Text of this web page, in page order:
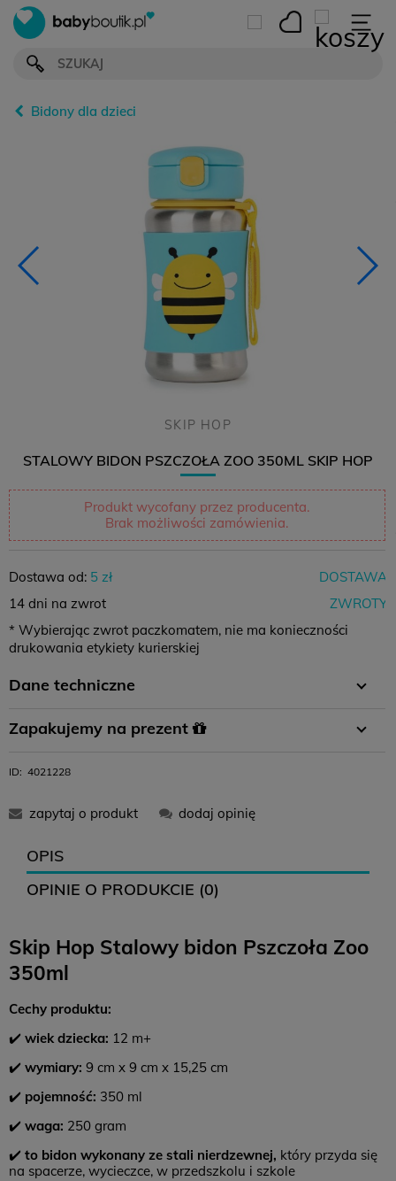
Bidony dla dzieci
SKIP HOP
STALOWY BIDON PSZCZOŁA ZOO 350ML SKIP HOP
Produkt wycofany przez producenta.
Brak możliwości zamówienia.
Dostawa od: 5 zł
DOSTAWA
14 dni na zwrot
ZWROTY
* Wybierając zwrot paczkomatem, nie ma konieczności
drukowania etykiety kurierskiej
Dane techniczne
Wiek
Zapakujemy na prezent
ID: 4021228
zapytaj o produkt dodaj opinię
OPIS
OPINIE O PRODUKCIE (0)
Skip Hop Stalowy bidon Pszczoła Zoo
350ml
Cechy produktu:
✔️ wiek dziecka: 12 m+
✔️ wymiary: 9 cm x 9 cm x 15,25 cm
✔️ pojemność: 350 ml
✔️ waga: 250 gram
✔️ to bidon wykonany ze stali nierdzewnej, który przyda się
na spacerze, wycieczce, w przedszkolu i szkole